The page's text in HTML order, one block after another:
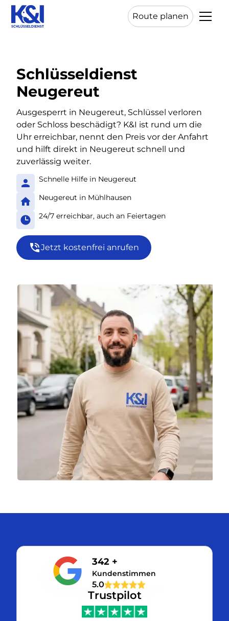
Route planen
Schlüsseldienst
Neugereut
Ausgesperrt in Neugereut, Schlüssel verloren
oder Schloss beschädigt? K&I ist rund um die
Uhr erreichbar, nennt den Preis vor der Anfahrt
und hilft direkt in Neugereut schnell und
zuverlässig weiter.
Schnelle Hilfe in Neugereut
Neugereut in Mühlhausen
24/7 erreichbar, auch an Feiertagen
Jetzt kostenfrei anrufen
342 +
Kundenstimmen
5.0
Trustpilot